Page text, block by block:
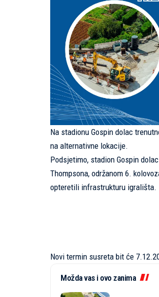
Na stadionu Gospin dolac
na alternativne lokacije.
Podsjetimo, stadion Gospin
Thompsona, održanom 6.
opteretili infrastrukturu igrališta.
Novi termin susreta bit će
Možda vas i ovo zanima